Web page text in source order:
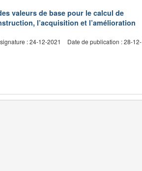
valeurs de base pour le calcul de
l’acquisition et l’amélioration
: 24-12-2021
Date de publication : 28-12-